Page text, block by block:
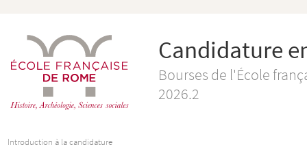
Candidature
Bourses de l'École
2026.2
Introduction à la candidature